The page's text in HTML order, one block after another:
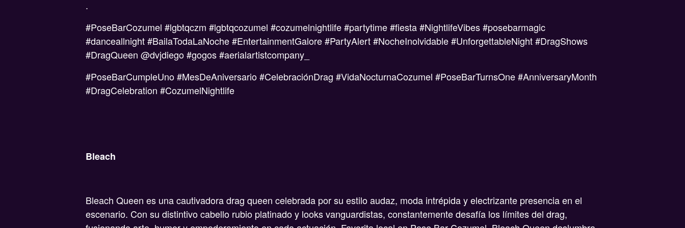
.
#PoseBarCozumel #lgbtqczm #lgbtqcozumel #cozumelnightlife #partytime #fiesta #NightlifeVibes #posebarmagic
#danceallnight #BailaTodaLaNoche #EntertainmentGalore #PartyAlert #NocheInolvidable #UnforgettableNight #DragShows
#DragQueen @dvjdiego #gogos #aerialartistcompany_
#PoseBarCumpleUno #MesDeAniversario #CelebraciónDrag #VidaNocturnaCozumel #PoseBarTurnsOne #AnniversaryMonth
#DragCelebration #CozumelNightlife
Bleach
Bleach Queen es una cautivadora drag queen celebrada por su estilo audaz, moda intrépida y electrizante presencia en el
escenario. Con su distintivo cabello rubio platinado y looks vanguardistas, constantemente desafía los límites del drag,